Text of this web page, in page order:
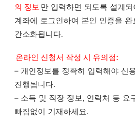
의 정보 만 입력하면 되도록 설계
계좌에 로그인하여 본인 인증을
간소화됩니다.
온라인 신청서 작성 시 유의점:
– 개인정보를 정확히 입력해야 신
진행됩니다.
– 소득 및 직장 정보, 연락처 등 요
빠짐없이 기재하세요.